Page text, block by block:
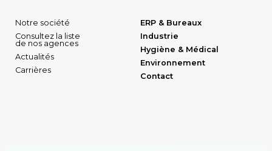
Notre société
Consultez la liste
de nos agences
Actualités
Carrières
ERP & Bureaux
Industrie
Hygiène & Médical
Environnement
Contact